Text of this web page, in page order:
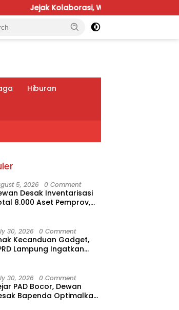
Warisan Keadilan
Hiburan
5, 2026 0 Comment
Desak Inventarisasi
8.000 Aset Pemprov,
30, 2026 0 Comment
Kecanduan Gadget,
Lampung Ingatkan
30, 2026 0 Comment
PAD Bocor, Dewan
Bapenda Optimalkan